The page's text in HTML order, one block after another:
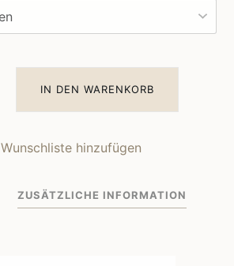
IN DEN WARENKORB
Wunschliste hinzufügen
ZUSÄTZLICHE INFORMATION